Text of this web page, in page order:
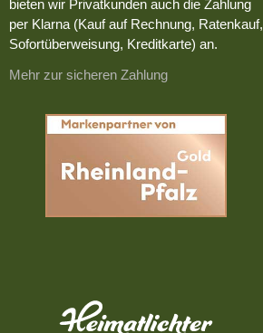
bieten wir Privatkunden auch die Zahlung
per Klarna (Kauf auf Rechnung, Ratenkauf,
Sofortüberweisung, Kreditkarte) an.
Mehr zur sicheren Zahlung